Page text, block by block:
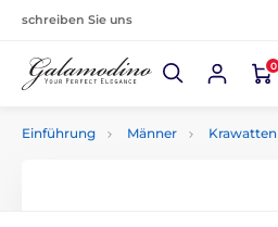
schreiben Sie uns
0
Einführung Männer Krawatten